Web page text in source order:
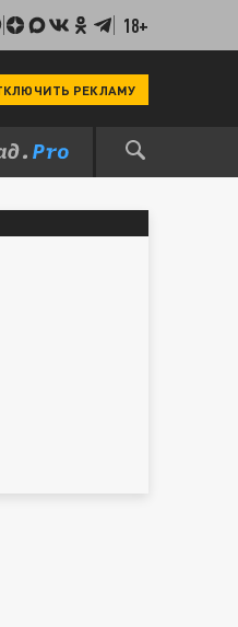
18+
РЕКЛАМУ